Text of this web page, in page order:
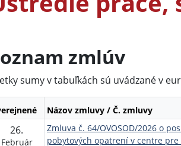
zmlúv
sumy v tabuľkách sú uvádzané v
Názov zmluvy / Č. zmluvy
26.
Február
Zmluva č. 64/OVOSOD/2026 o
pobytových opatrení v centre pre